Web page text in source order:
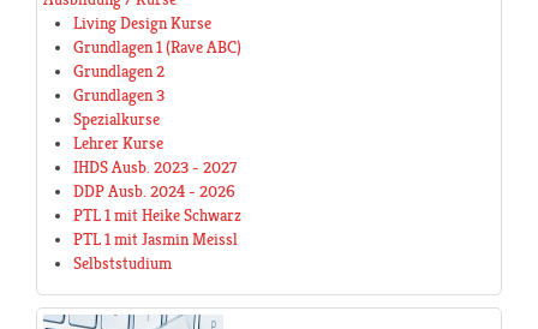
Living Design Kurse
Grundlagen 1 (Rave ABC)
Grundlagen 2
Grundlagen 3
Spezialkurse
Lehrer Kurse
IHDS Ausb. 2023 - 2027
DDP Ausb. 2024 - 2026
PTL 1 mit Heike Schwarz
PTL 1 mit Jasmin Meissl
Selbststudium